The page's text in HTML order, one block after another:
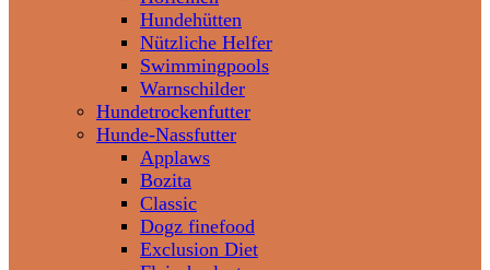
Hundehütten
Nützliche Helfer
Swimmingpools
Warnschilder
Hundetrockenfutter
Hunde-Nassfutter
Applaws
Bozita
Classic
Dogz finefood
Exclusion Diet